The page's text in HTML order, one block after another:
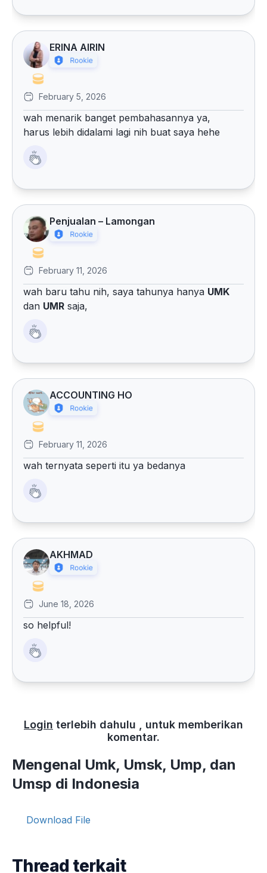
ERINA AIRIN
February 5, 2026
wah menarik banget pembahasannya ya,
harus lebih didalami lagi nih buat saya hehe
Penjualan – Lamongan
February 11, 2026
wah baru tahu nih, saya tahunya hanya UMK
dan UMR saja,
ACCOUNTING HO
February 11, 2026
wah ternyata seperti itu ya bedanya
AKHMAD
June 18, 2026
so helpful!
Login terlebih dahulu , untuk memberikan
komentar.
Mengenal Umk, Umsk, Ump, dan
Umsp di Indonesia
Download File
Thread terkait